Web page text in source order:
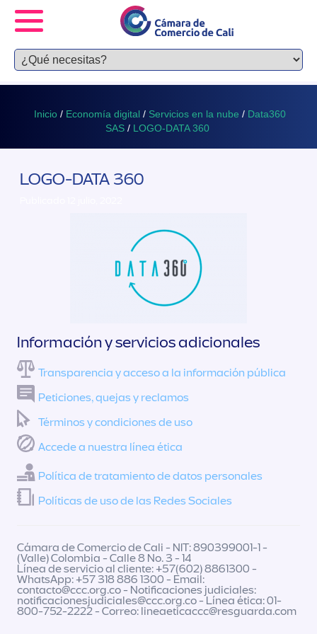
Inicio / Economía digital / Servicios en la nube / Data360
SAS / LOGO-DATA 360
LOGO-DATA 360
Información y servicios adicionales
Transparencia y acceso a la información pública
Peticiones, quejas y reclamos
Términos y condiciones de uso
Accede a nuestra línea ética
Política de tratamiento de datos personales
Políticas de uso de las Redes Sociales
Cámara de Comercio de Cali - NIT: 890399001-1 -
(Valle) Colombia - Calle 8 No. 3 - 14
Línea de servicio al cliente: +57(602) 8861300 -
WhatsApp: +57 318 886 1300 - Email:
contacto@ccc.org.co- Notificaciones judiciales:
notificacionesjudiciales@ccc.org.co- Línea ética: 01-
800-752-2222 - Correo: lineaeticaccc@resguarda.com